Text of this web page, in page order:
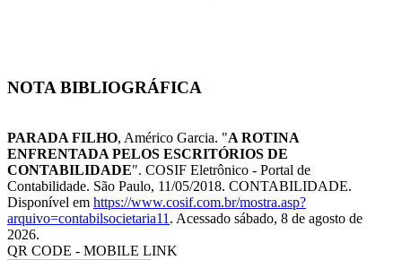
NOTA BIBLIOGRÁFICA
PARADA FILHO, Américo Garcia. "A ROTINA
ENFRENTADA PELOS ESCRITÓRIOS DE
CONTABILIDADE". COSIF Eletrônico - Portal de
Contabilidade. São Paulo, 11/05/2018. CONTABILIDADE.
Disponível em https://www.cosif.com.br/mostra.asp?
arquivo=contabilsocietaria11 . Acessado sábado, 8 de agosto de
2026.
QR CODE - MOBILE LINK